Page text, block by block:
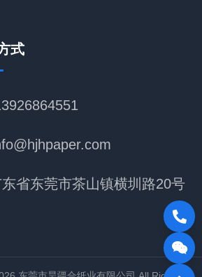
式
东省东莞市茶山镇横圳路20号